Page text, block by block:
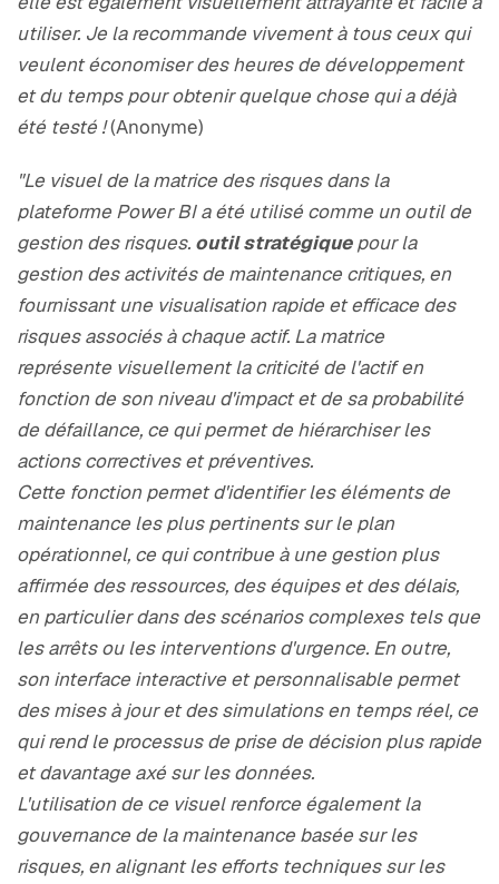
utiliser. Je la recommande vivement à tous ceux qui
veulent économiser des heures de développement
et du temps pour obtenir quelque chose qui a déjà
été testé !(Anonyme)
"Le visuel de la matrice des risques dans la
plateforme Power BI a été utilisé comme un outil de
gestion des risques. outil stratégiquepour la
gestion des activités de maintenance critiques, en
fournissant une visualisation rapide et efficace des
risques associés à chaque actif. La matrice
représente visuellement la criticité de l'actif en
fonction de son niveau d'impact et de sa probabilité
de défaillance, ce qui permet de hiérarchiser les
actions correctives et préventives.
Cette fonction permet d'identifier les éléments de
maintenance les plus pertinents sur le plan
opérationnel, ce qui contribue à une gestion plus
affirmée des ressources, des équipes et des délais,
en particulier dans des scénarios complexes tels que
les arrêts ou les interventions d'urgence. En outre,
son interface interactive et personnalisable permet
des mises à jour et des simulations en temps réel, ce
qui rend le processus de prise de décision plus rapide
et davantage axé sur les données.
L'utilisation de ce visuel renforce également la
gouvernance de la maintenance basée sur les
risques, en alignant les efforts techniques sur les